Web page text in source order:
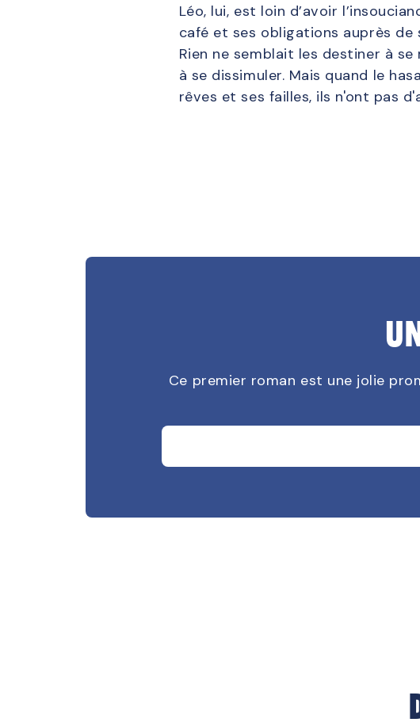
Léo, lui, est loin d’avoir
café et ses obligations auprès
Rien ne semblait les destiner à
à se dissimuler. Mais quand le
rêves et ses failles, ils n'ont pas
Ce premier roman est une jolie
Ce premier roman est une jolie